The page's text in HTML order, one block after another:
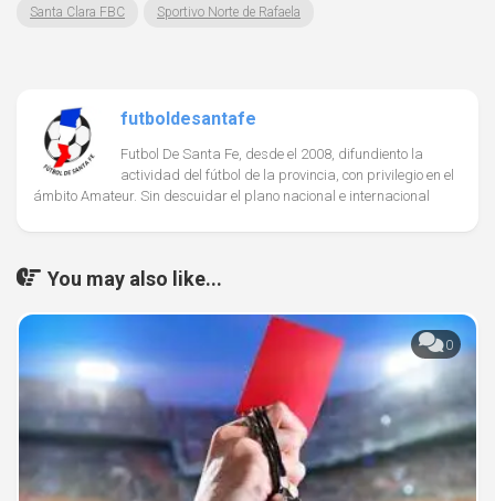
Santa Clara FBC Sportivo Norte de Rafaela
futboldesantafe
Futbol De Santa Fe, desde el 2008, difundiento la
actividad del fútbol de la provincia, con privilegio en el
ámbito Amateur. Sin descuidar el plano nacional e internacional
You may also like...
0